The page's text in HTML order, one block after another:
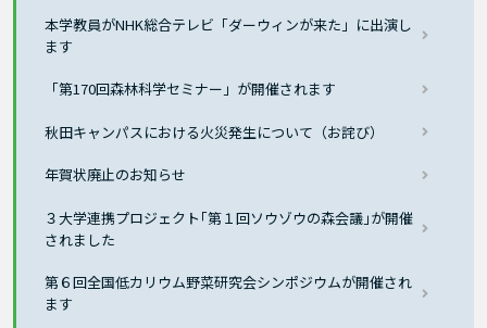
本学教員がNHK総合テレビ「ダーウィンが来た」に出演し
ます
「第170回森林科学セミナー」が開催されます
秋田キャンパスにおける火災発生について（お詫び）
年賀状廃止のお知らせ
３大学連携プロジェクト｢第１回ソウゾウの森会議｣が開催
されました
第６回全国低カリウム野菜研究会シンポジウムが開催され
ます